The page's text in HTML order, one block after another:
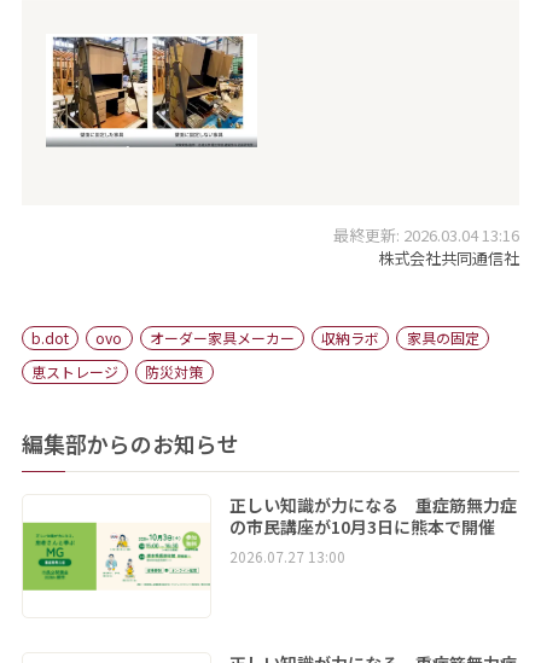
最終更新: 2026.03.04 13:16
株式会社共同通信社
b.dot ovo オーダー家具メーカー 収納ラボ
家具の固定
恵ストレージ
防災対策
編集部からのお知らせ
正しい知識が力になる 重症筋無力症
の市民講座が10月3日に熊本で開催
2026.07.27 13:00